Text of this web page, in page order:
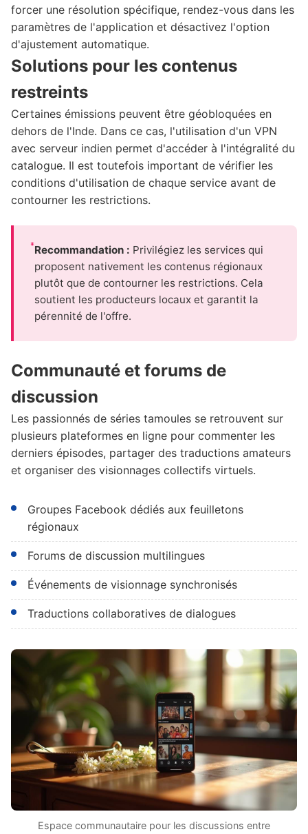
forcer une résolution spécifique, rendez-vous dans les
paramètres de l'application et désactivez l'option
d'ajustement automatique.
Solutions pour les contenus
restreints
Certaines émissions peuvent être géobloquées en
dehors de l'Inde. Dans ce cas, l'utilisation d'un VPN
avec serveur indien permet d'accéder à l'intégralité du
catalogue. Il est toutefois important de vérifier les
conditions d'utilisation de chaque service avant de
contourner les restrictions.
Recommandation : Privilégiez les services qui
proposent nativement les contenus régionaux
plutôt que de contourner les restrictions. Cela
soutient les producteurs locaux et garantit la
pérennité de l'offre.
Communauté et forums de
discussion
Les passionnés de séries tamoules se retrouvent sur
plusieurs plateformes en ligne pour commenter les
derniers épisodes, partager des traductions amateurs
et organiser des visionnages collectifs virtuels.
Groupes Facebook dédiés aux feuilletons
régionaux
Forums de discussion multilingues
Événements de visionnage synchronisés
Traductions collaboratives de dialogues
Espace communautaire pour les discussions entre